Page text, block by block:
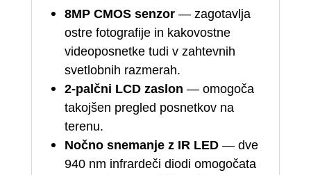
8MP CMOS senzor— zagotavlja
ostre fotografije in kakovostne
videoposnetke tudi v zahtevnih
svetlobnih razmerah.
2‑palčni LCD zaslon — omogoča
takojšen pregled posnetkov na
terenu.
Nočno snemanje z IR LED— dve
940 nm infrardeči diodi omogočata